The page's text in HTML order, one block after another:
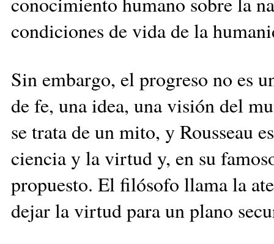
condiciones de vida de la
Sin embargo, el progreso no es
de fe, una idea, una visión del
se trata de un mito, y Rousseau
ciencia y la virtud y, en su
propuesto. El filósofo llama la
dejar la virtud para un plano